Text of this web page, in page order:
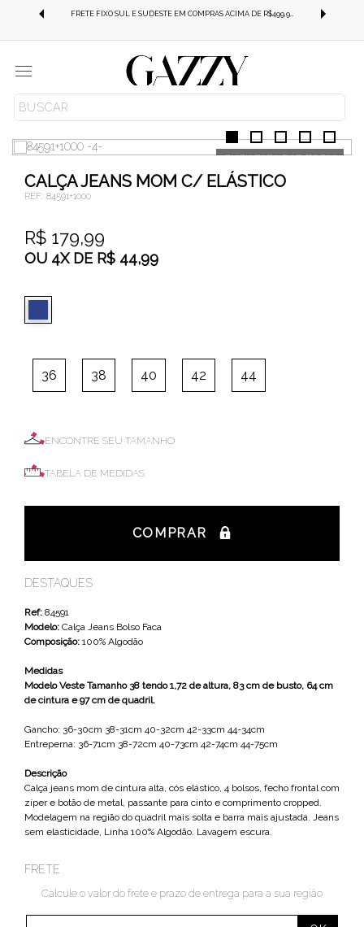
FRETE FIXO SUL E SUDESTE EM COMPRAS ACIMA DE R$499,99!
Menu CALÇA JEANS 100 ALGODÃO
CALÇA JEANS MOM C/ ELÁSTICO
REF.: 84591+1000
R$ 179,99
OU 4XDE R$ 44,99
36 38 40 42 44
ENCONTRE SEU TAMANHO
TABELA DE MEDIDAS
COMPRAR
DESTAQUES
Ref: 84591
Modelo: Calça Jeans Bolso Faca
Composição: 100% Algodão
Medidas
Modelo Veste Tamanho 38 tendo 1,72 de altura, 83 cm de busto, 64 cm
de cintura e 97 cm de quadril.
Gancho: 36-30cm 38-31cm 40-32cm 42-33cm 44-34cm
Entreperna: 36-71cm 38-72cm 40-73cm 42-74cm 44-75cm
Descrição
Calça jeans mom de cintura alta, cós elástico, 4 bolsos, fecho frontal com
zíper e botão de metal, passante para cinto e comprimento cropped.
Modelagem na região do quadril mais solta e barra mais ajustada. Jeans
sem elasticidade, Linha 100% Algodão. Lavagem escura.
FRETE
Calcule o valor do frete e prazo de entrega para a sua região